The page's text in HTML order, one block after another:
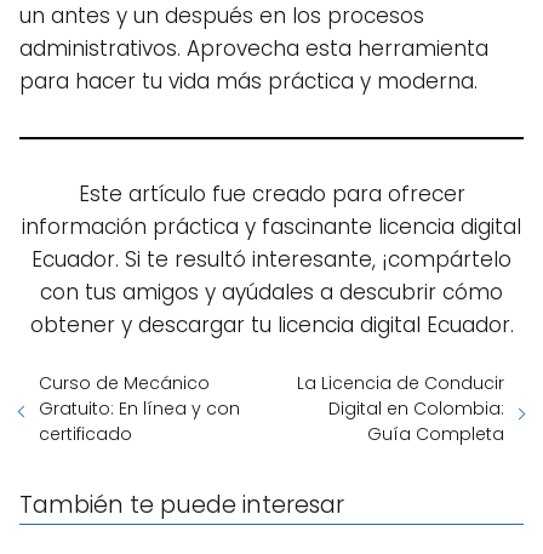
un antes y un después en los procesos
administrativos. Aprovecha esta herramienta
para hacer tu vida más práctica y moderna.
Este artículo fue creado para ofrecer
información práctica y fascinante licencia digital
Ecuador. Si te resultó interesante, ¡compártelo
con tus amigos y ayúdales a descubrir cómo
obtener y descargar tu licencia digital Ecuador.
Curso de Mecánico
Gratuito: En línea y con
certificado
La Licencia de Conducir
Digital en Colombia:
Guía Completa
También te puede interesar